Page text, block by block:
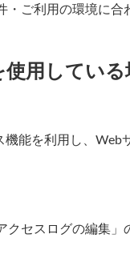
・ご利用の環境に合
用している
機能を利用し、
クセスログの編集」